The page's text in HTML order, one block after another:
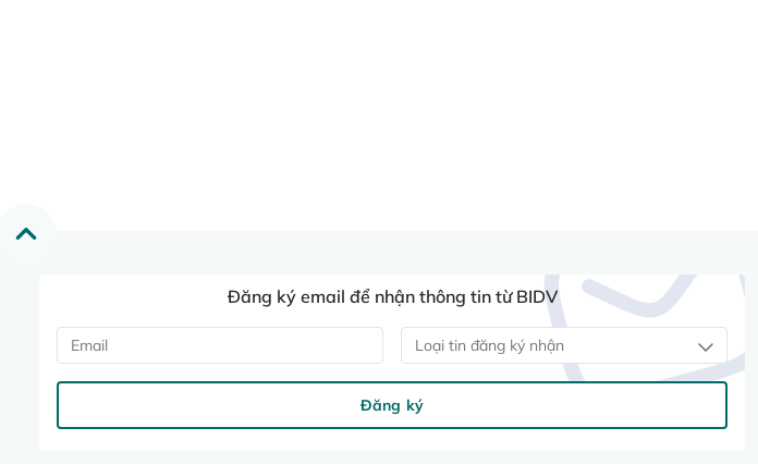
Đăng ký email để nhận thông tin từ BIDV
Loại tin đăng ký nhận
Đăng ký